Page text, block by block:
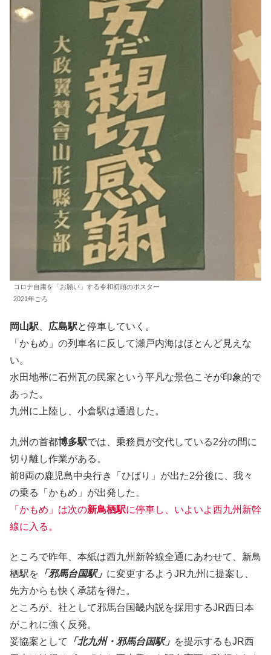
コロナ自粛を「お願い」する令和初頭のポスター
2021年ごろ
岡山駅 広島駅と停車していく。
「かもめ」の列車名に反して瀬戸内海はほとんど見えな
い。
水田地帯に石州瓦の民家という平凡な景色こそが印象的で
あった。
九州に上陸し、小倉駅は通過した。
九州の首都博多駅では、乗務員が交代している2分の間に
切り離し作業がある。
前8両の鹿児島中央行き「ひばり」が出た2分後に、我々
の乗る「かもめ」が出発した。
「かもめ」は次の新鳥栖駅に停車し、いよいよ西九州新幹
線に入る。
ところで昨年、本紙は西九州新幹線全通にあわせて、新鳥
栖駅を 「邪馬台国駅」 に変更するようJR九州に提案し、
先方からも快く承諾を得た。
ところが、社として邪馬台国畿内説を採用するJR西日本
がこれに強く反発。
妥協案として
「北九州・邪馬台国駅」 を提示するもJR西